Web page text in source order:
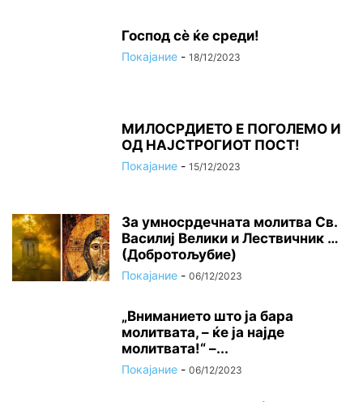
Господ сѐ ќе среди!
Покајание - 18/12/2023
МИЛОСРДИЕТО Е ПОГОЛЕМО И
ОД НАЈСТРОГИОТ ПОСТ!
Покајание - 15/12/2023
За умносрдечната молитва Св.
Василиј Велики и Лествичник …
(Добротољубие)
Покајание - 06/12/2023
„Вниманието што jа бара
молитвата, – ќе jа најде
молитвата!“ –...
Покајание - 06/12/2023